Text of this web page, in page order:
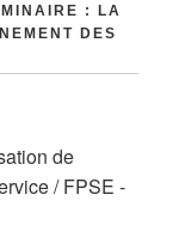
: LA
DES
de
/ FPSE -